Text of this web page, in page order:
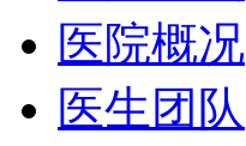
医院概况
医生团队